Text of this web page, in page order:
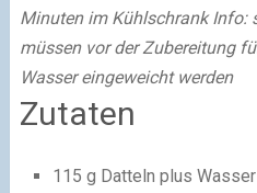
Minuten im Kühlschrank Info:
müssen vor der Zubereitung
Wasser eingeweicht werden
Zutaten
115 g Datteln plus Wasser